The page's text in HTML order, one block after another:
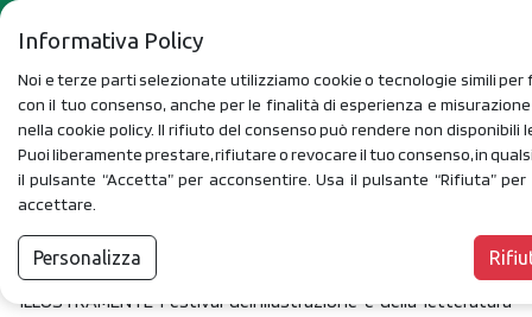
Illustramente XIII
(20/23 Novembre 2025)
FILTRI
ILLUSTRAMENTE Festival dell’illustrazione e della letteratura
Informativa Policy
Noi e terze parti selezionate utilizziamo cookie o tecnologie simili per
con il tuo consenso, anche per le finalità di esperienza e
nella cookie policy. Il rifiuto del consenso può rendere non disponibili
Puoi liberamente prestare, rifiutare o revocare il tuo consenso, in
il pulsante “Accetta” per acconsentire. Usa il pulsante “Rifiuta”
accettare.
Personalizza